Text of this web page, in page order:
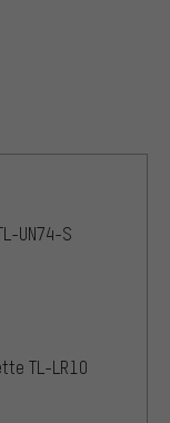
UN74-S
TL-LR10